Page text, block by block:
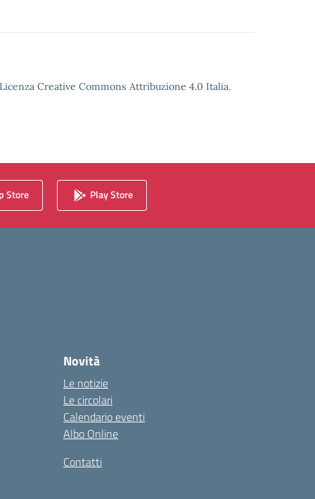
Creative Commons Attribuzione 4.0 Italia.
Store Play Store
Novità
Le notizie
Le circolari
Calendario eventi
Albo Online
Contatti